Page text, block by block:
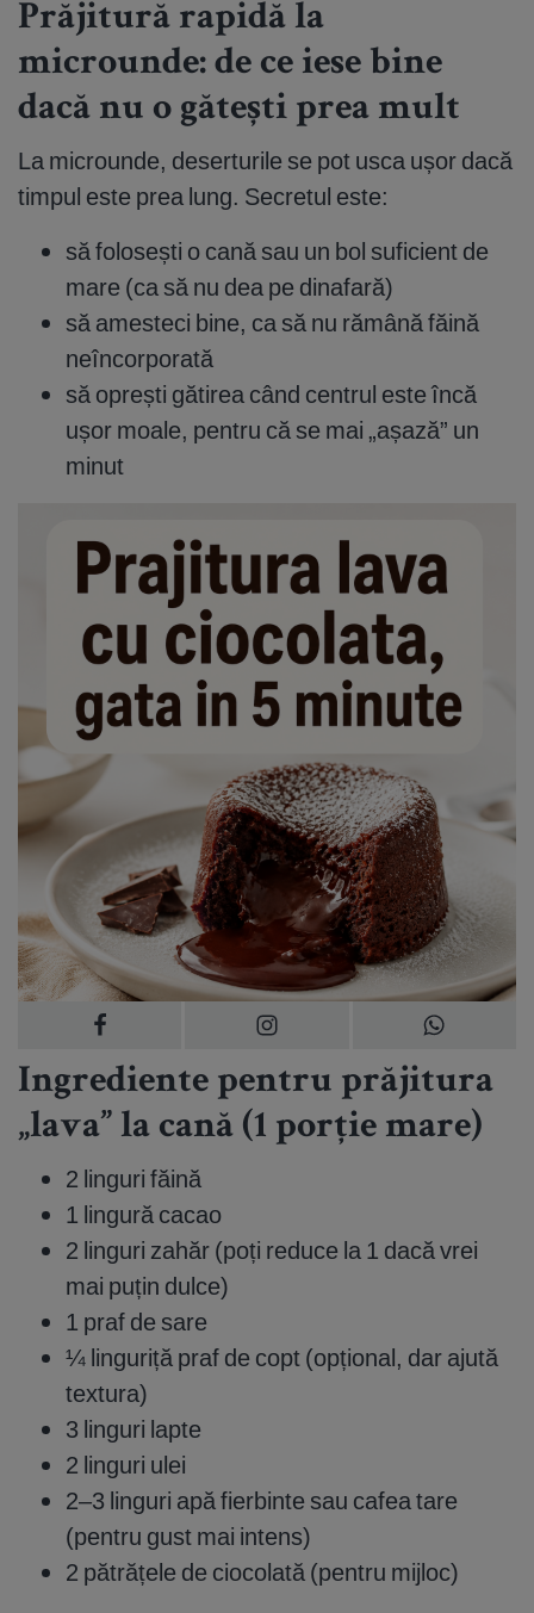
Prăjitură rapidă la
microunde: de ce iese bine
dacă nu o gătești prea mult
La microunde, deserturile se pot usca ușor dacă
timpul este prea lung. Secretul este:
să folosești o cană sau un bol suficient de
mare (ca să nu dea pe dinafară)
să amesteci bine, ca să nu rămână făină
neîncorporată
să oprești gătirea când centrul este încă
ușor moale, pentru că se mai „așază” un
minut
Ingrediente pentru prăjitura
„lava” la cană (1 porție mare)
2 linguri făină
1 lingură cacao
2 linguri zahăr (poți reduce la 1 dacă vrei
mai puțin dulce)
1 praf de sare
¼ linguriță praf de copt (opțional, dar ajută
textura)
3 linguri lapte
2 linguri ulei
2–3 linguri apă fierbinte sau cafea tare
(pentru gust mai intens)
2 pătrățele de ciocolată (pentru mijloc)